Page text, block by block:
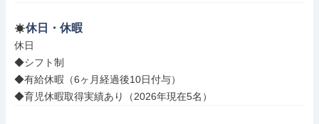
休日・休暇
休日
◆シフト制
◆有給休暇（6ヶ月経過後10日付与）
◆育児休暇取得実績あり（2026年現在5名）